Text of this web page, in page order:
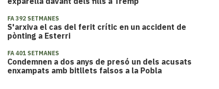
FA 392 SETMANES
S'arxiva el cas del ferit crític en un accident de
pònting a Esterri
FA 401 SETMANES
​Condemnen a dos anys de presó un dels acusats
enxampats amb bitllets falsos a la Pobla